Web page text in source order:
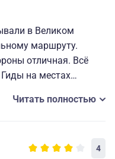
в Великом
маршруту.
отличная. Всё
на местах
чистый, зелёный
Читать полностью
4